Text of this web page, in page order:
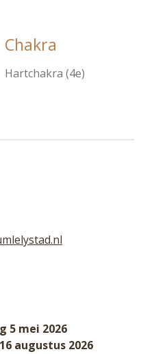
Chakra
Hartchakra (4e)
5 mei 2026
augustus 2026